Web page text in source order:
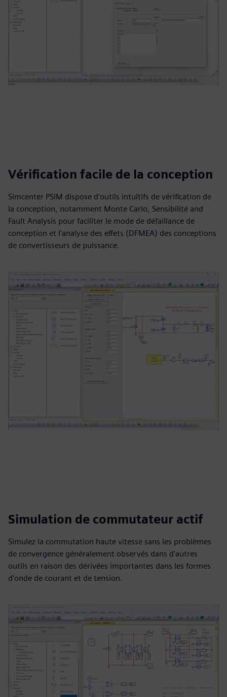
Vérification facile de la conception
Simcenter PSIM dispose d'outils intuitifs de vérification de
la conception, notamment Monte Carlo, Sensibilité and
Fault Analysis pour faciliter le mode de défaillance de
conception et l'analyse des effets (DFMEA) des conceptions
de convertisseurs de puissance.
Simulation de commutateur actif
Simulez la commutation haute vitesse sans les problèmes
de convergence généralement observés dans d'autres
outils en raison des dérivées importantes dans les formes
d'onde de courant et de tension.